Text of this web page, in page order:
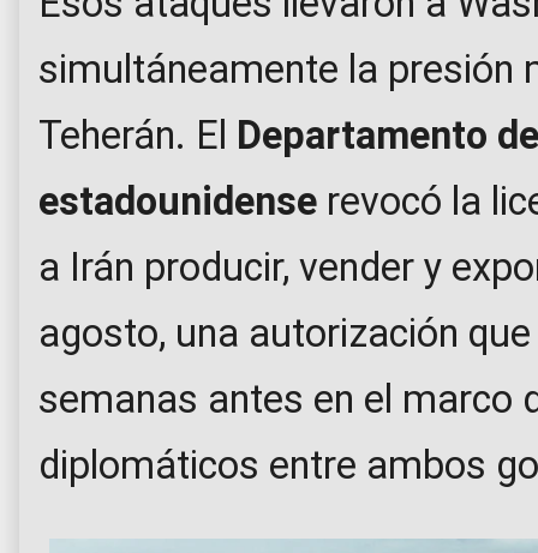
simultáneamente la presión
Teherán. El Departamento
estadounidense revocó la
a Irán producir, vender y
agosto, una autorización
semanas antes en el marco
diplomáticos entre ambos